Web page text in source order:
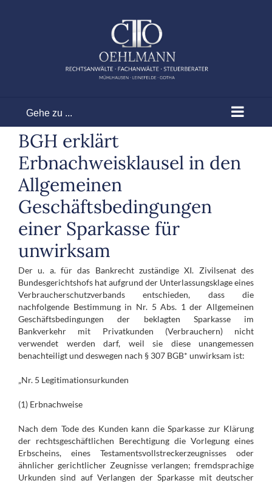
Gehe zu ...
BGH erklärt
Erbnachweisklausel in den
Allgemeinen
Geschäftsbedingungen
einer Sparkasse für
unwirksam
Der u. a. für das Bankrecht zuständige XI. Zivilsenat des
Bundesgerichtshofs hat aufgrund der Unterlassungsklage eines
Verbraucherschutzverbands entschieden, dass die
nachfolgende Bestimmung in Nr. 5 Abs. 1 der Allgemeinen
Geschäftsbedingungen der beklagten Sparkasse im
Bankverkehr mit Privatkunden (Verbrauchern) nicht
verwendet werden darf, weil sie diese unangemessen
benachteiligt und deswegen nach § 307 BGB* unwirksam ist:
„Nr. 5 Legitimationsurkunden
(1) Erbnachweise
Nach dem Tode des Kunden kann die Sparkasse zur Klärung
der rechtsgeschäftlichen Berechtigung die Vorlegung eines
Erbscheins, eines Testamentsvollstreckerzeugnisses oder
ähnlicher gerichtlicher Zeugnisse verlangen; fremdsprachige
Urkunden sind auf Verlangen der Sparkasse mit deutscher